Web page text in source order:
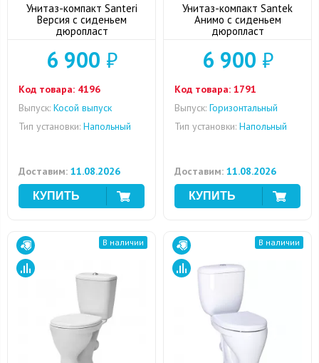
Унитаз-компакт Santeri
Версия с сиденьем
дюропласт
6 900 ₽
Код товара: 4196
Выпуск: Косой выпуск
Тип установки: Напольный
Доставим: 11.08.2026
Унитаз-компакт Santek
Анимо с сиденьем
дюропласт
6 900 ₽
Код товара: 1791
Выпуск: Горизонтальный
Тип установки: Напольный
Доставим: 11.08.2026
В наличии В наличии